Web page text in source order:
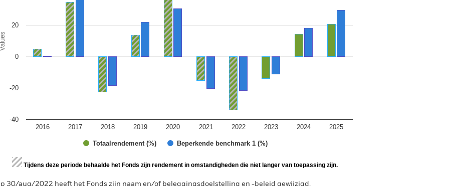
Values
Totaalrendement (%) Beperkende benchmark 1 (%)
2016 2017 2018 2019 2020 2021 2022 2023 2024 2025
-40
-20
0
20
of interactive chart.
Tijdens deze periode behaalde het Fonds zijn rendement in omstandigheden die niet langer van toepassing zijn.
30/aug/2022 heeft het Fonds zijn naam en/of beleggingsdoelstelling en -beleid gewijzigd.